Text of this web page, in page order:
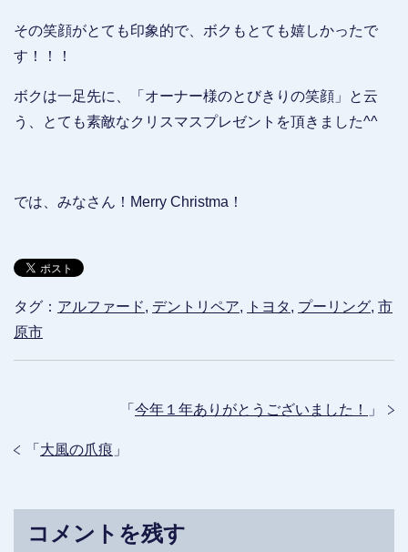
その笑顔がとても印象的で、ボクもとても嬉しかったで
す！！！
ボクは一足先に、「オーナー様のとびきりの笑顔」と云
う、とても素敵なクリスマスプレゼントを頂きました^^
では、みなさん！Merry Christma！
タグ： アルファード, デントリペア, トヨタ, プーリング, 市
原市
「 今年１年ありがとうございました！ 」
「 大風の爪痕 」
コメントを残す